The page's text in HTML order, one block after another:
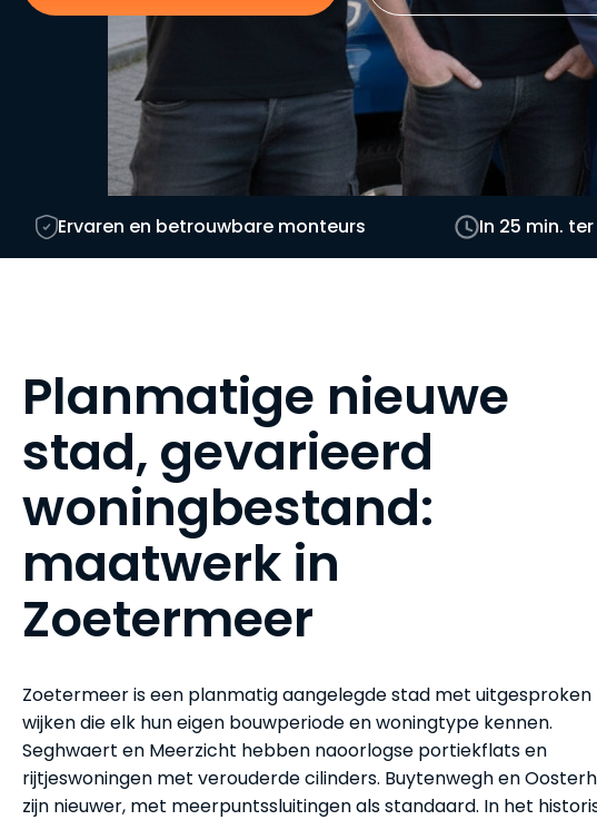
Ervaren en betrouwbare monteurs In 25 min.
Planmatige nieuwe
stad, gevarieerd
woningbestand:
maatwerk in
Zoetermeer
Zoetermeer is een planmatig aangelegde stad met uitgesproken
wijken die elk hun eigen bouwperiode en woningtype kennen.
Seghwaert en Meerzicht hebben naoorlogse portiekflats en
rijtjeswoningen met verouderde cilinders. Buytenwegh en
zijn nieuwer, met meerpuntssluitingen als standaard. In het